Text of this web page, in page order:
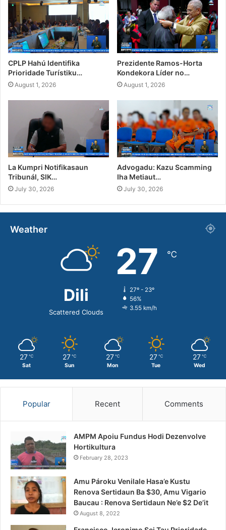
CPLP Hahú Identifika
Prioridade Turístiku…
August 1, 2026
Prezidente Ramos-Horta
Kondekora Líder no…
August 1, 2026
La Kumpri Notifikasaun
Tribunál, SIK…
July 30, 2026
Advogadu: Kazu Scamming
Iha Metiaut…
July 30, 2026
Weather
Dili
Scattered Clouds
27 ℃
27º - 23º
56%
3.55 km/h
27 ℃
Sat
27 ℃
Sun
27 ℃
Mon
27 ℃
Tue
27 ℃
Wed
Popular Recent Comments
AMPM Apoiu Fundus Hodi Dezenvolve
Hortikultura
February 28, 2023
Amu Pároku Venilale Hasa’e Kustu
Renova Sertidaun Ba $30, Amu Vigario
Baucau : Renova Sertidaun Ne’e $2 De’it
August 8, 2022